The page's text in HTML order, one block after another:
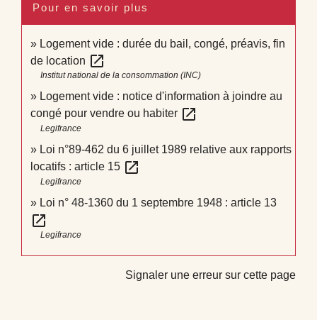
Pour en savoir plus
Logement vide : durée du bail, congé, préavis, fin
de location open_in_new
Institut national de la consommation (INC)
Logement vide : notice d'information à joindre au
congé pour vendre ou habiter open_in_new
Legifrance
Loi n°89-462 du 6 juillet 1989 relative aux rapports
locatifs : article 15 open_in_new
Legifrance
Loi n° 48-1360 du 1 septembre 1948 : article 13
open_in_new
Legifrance
Signaler une erreur sur cette page